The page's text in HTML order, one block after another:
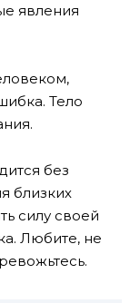
явления
Тело
без
близких
силу своей
Любите, не